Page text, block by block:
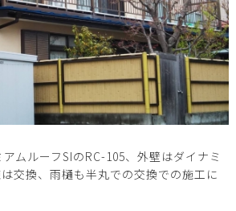
ムルーフSIのRC-105、外壁はダイナミ
交換、雨樋も半丸での交換での施工に